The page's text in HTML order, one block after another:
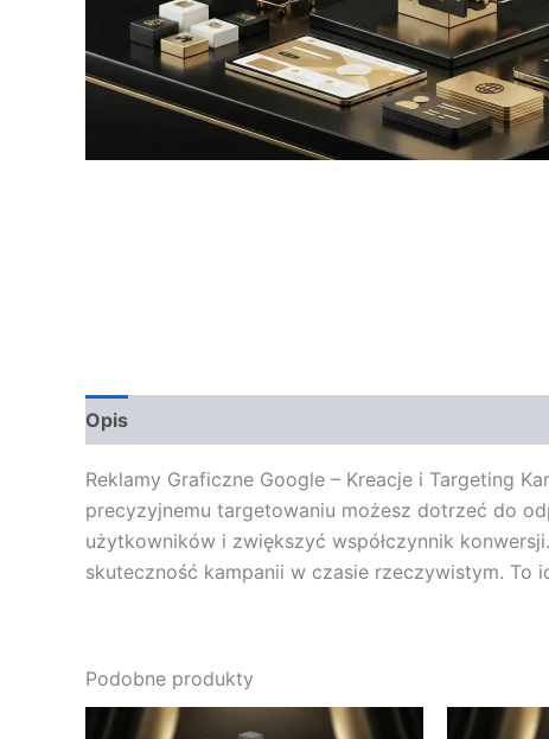
Opis
Reklamy Graficzne Google – Kreacje i Targeting
precyzyjnemu targetowaniu możesz dotrzeć do
użytkowników i zwiększyć współczynnik
skuteczność kampanii w czasie rzeczywistym. To
Podobne produkty